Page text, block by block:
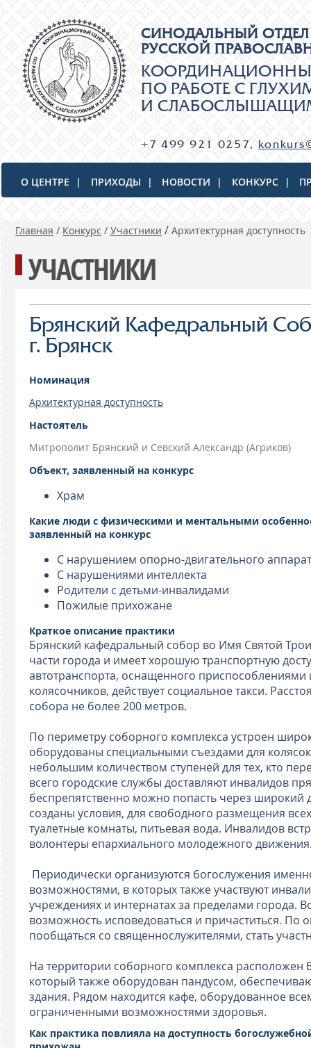
СИНОДАЛЬНЫЙ
РУССКОЙ
ПО РАБОТЕ С
И
+7 499 921 0257,
О ЦЕНТРЕ | ПРИХОДЫ | НОВОСТИ | КОНКУРС |
Главная / Конкурс / Участники / Архитектурная доступность
УЧАСТНИКИ
Брянский Кафедральный
г. Брянск
Номинация
Архитектурная доступность
Настоятель
Митрополит Брянский и Севский Александр (Агриков)
Объект, заявленный на конкурс
Храм
Какие люди с физическими и ментальными
заявленный на конкурс
С нарушением опорно-двигательного
С нарушениями интеллекта
Родители с детьми-инвалидами
Пожилые прихожане
Краткое описание практики
Брянский кафедральный собор во Имя Святой
части города и имеет хорошую транспортную
автотранспорта, оснащенного приспособлениями
колясочников, действует социальное такси.
собора не более 200 метров.
По периметру соборного комплекса устроен
оборудованы специальными съездами для
небольшим количеством ступеней для тех, кто
всего городские службы доставляют инвалидов
беспрепятственно можно попасть через
созданы условия, для свободного размещения
туалетные комнаты, питьевая вода. Инвалидов
волонтеры епархиального молодежного
Периодически организуются богослужения
возможностями, в которых также участвуют
учреждениях и интернатах за пределами города.
возможность исповедоваться и причаститься. По
пообщаться со священнослужителями, стать
На территории соборного комплекса расположен
который также оборудован пандусом,
здания. Рядом находится кафе, оборудованное
ограниченными возможностями здоровья.
Как практика повлияла на доступность